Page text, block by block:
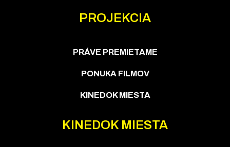
PROJEKCIA
PRÁVE PREMIETAME
PONUKA FILMOV
KINEDOK MIESTA
KINEDOK MIESTA